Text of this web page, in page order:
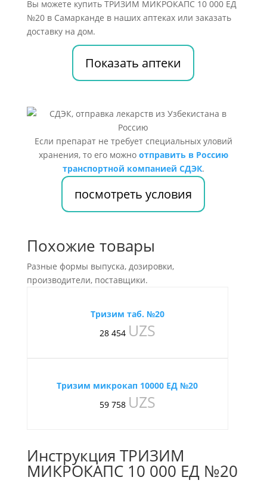
Вы можете купить ТРИЗИМ МИКРОКАПС 10 000 ЕД
№20 в Самарканде в наших аптеках или заказать
доставку на дом.
Показать аптеки
Если препарат не требует специальных уловий
хранения, то его можно отправить в Россию
транспортной компанией СДЭК.
посмотреть условия
Похожие товары
Разные формы выпуска, дозировки,
производители, поставщики.
Тризим таб. №20
28 454 UZS
Тризим микрокап 10000 ЕД №20
59 758 UZS
Инструкция ТРИЗИМ
МИКРОКАПС 10 000 ЕД №20